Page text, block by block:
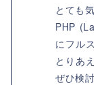
とても
PHP
にフル
とりあ
ぜひ検